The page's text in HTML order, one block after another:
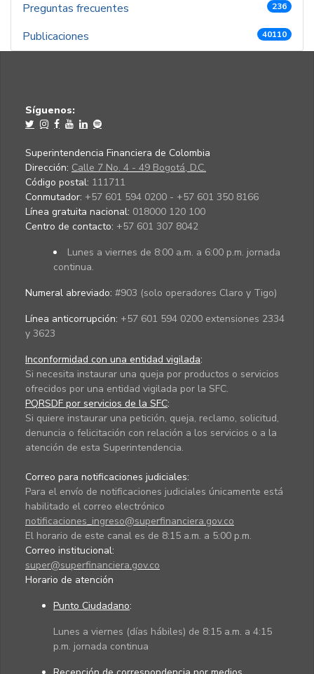
Preguntas frecuentes 236
Publicaciones 40110
Síguenos:
Superintendencia Financiera de Colombia
Dirección: Calle 7 No. 4 - 49 Bogotá, D.C.
Código postal: 111711
Conmutador: +57 601 594 0200 - +57 601 350 8166
Línea gratuita nacional: 018000 120 100
Centro de contacto: +57 601 307 8042
Lunes a viernes de 8:00 a.m. a 6:00 p.m. jornada
continua.
Numeral abreviado: #903 (solo operadores Claro y Tigo)
Línea anticorrupción: +57 601 594 0200 extensiones 2334
y 3623
Inconformidad con una entidad vigilada:
Si necesita instaurar una queja por productos o servicios
ofrecidos por una entidad vigilada por la SFC.
PQRSDF por servicios de la SFC:
Si quiere instaurar una petición, queja, reclamo, solicitud,
denuncia o felicitación con relación a los servicios o a la
atención de esta Superintendencia.
Correo para notificaciones judiciales:
Para el envío de notificaciones judiciales únicamente está
habilitado el correo electrónico
notificaciones_ingreso@superfinanciera.gov.co
El horario de este canal es de 8:15 a.m. a 5:00 p.m.
Correo institucional:
super@superfinanciera.gov.co
Horario de atención
Punto Ciudadano:
Lunes a viernes (días hábiles) de 8:15 a.m. a 4:15
p.m. jornada continua